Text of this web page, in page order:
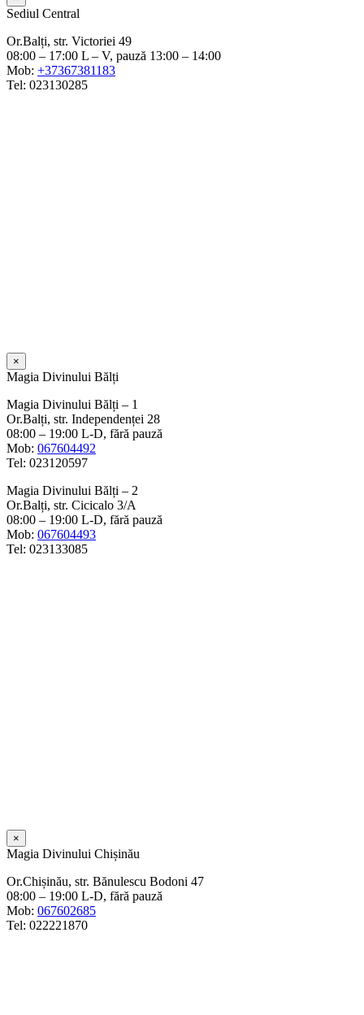
Sediul Central
Or.Balți, str. Victoriei 49
08:00 – 17:00 L – V, pauză 13:00 – 14:00
Mob: +37367381183
Tel: 023130285
×
Magia Divinului Bălți
Magia Divinului Bălți – 1
Or.Balți, str. Independenței 28
08:00 – 19:00 L-D, fără pauză
Mob: 067604492
Tel: 023120597
Magia Divinului Bălți – 2
Or.Balți, str. Cicicalo 3/A
08:00 – 19:00 L-D, fără pauză
Mob: 067604493
Tel: 023133085
×
Magia Divinului Chișinău
Or.Chișinău, str. Bănulescu Bodoni 47
08:00 – 19:00 L-D, fără pauză
Mob: 067602685
Tel: 022221870